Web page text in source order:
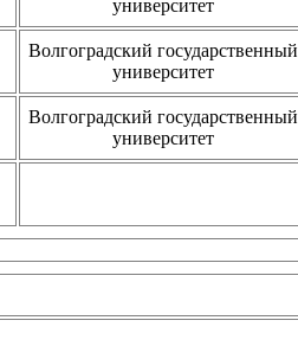
университет
Волгоградский государственный
университет
Волгоградский государственный
университет